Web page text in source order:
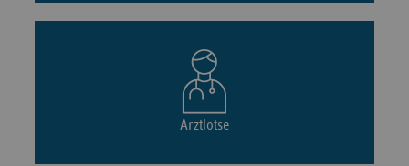
Arztlotse